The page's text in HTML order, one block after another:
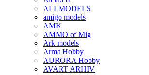
ALLMODELS
amigo models
AMK
AMMO of Mig
Ark models
Arma Hobby
AURORA Hobby
AVART ARHIV